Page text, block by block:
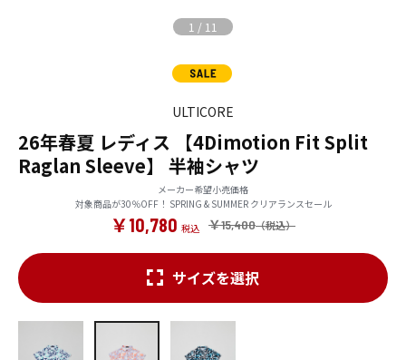
1 / 11
ULTICORE
26年春夏 レディス 【4Dimotion Fit Split
Raglan Sleeve】 半袖シャツ
メーカー希望小売価格
対象商品が30％OFF！ SPRING & SUMMER クリアランスセール
￥15,400
￥10,780
サイズを選択